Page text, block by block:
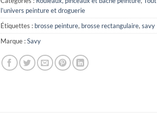
l’univers peinture et droguerie
Étiquettes : brosse peinture, brosse rectangulaire, savy
Marque :Savy